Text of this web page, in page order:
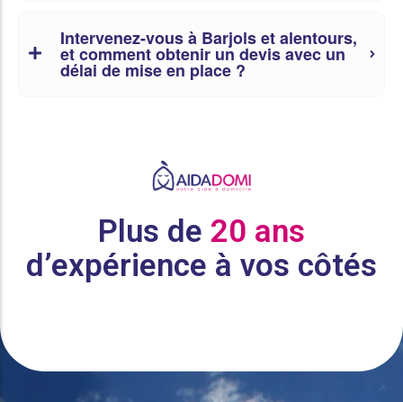
Intervenez-vous à Barjols et alentours,
et comment obtenir un devis avec un
délai de mise en place ?
Plus de 20 ans
d’expérience à vos côtés